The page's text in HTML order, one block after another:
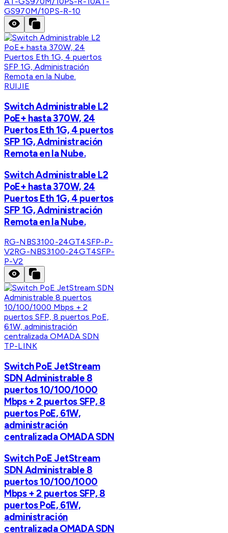
GS970M/10PS-R-10
RUIJIE
Switch Administrable L2
PoE+ hasta 370W, 24
Puertos Eth 1G, 4 puertos
SFP 1G, Administración
Remota en la Nube.
Switch Administrable L2
PoE+ hasta 370W, 24
Puertos Eth 1G, 4 puertos
SFP 1G, Administración
Remota en la Nube.
RG-NBS3100-24GT4SFP-P-
V2RG-NBS3100-24GT4SFP-
P-V2
TP-LINK
Switch PoE JetStream
SDN Administrable 8
puertos 10/100/1000
Mbps + 2 puertos SFP, 8
puertos PoE, 61W,
administración
centralizada OMADA SDN
Switch PoE JetStream
SDN Administrable 8
puertos 10/100/1000
Mbps + 2 puertos SFP, 8
puertos PoE, 61W,
administración
centralizada OMADA SDN